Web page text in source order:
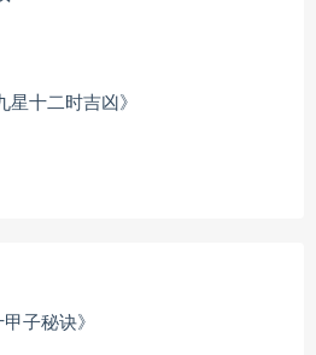
十二时吉凶》
甲子秘诀》